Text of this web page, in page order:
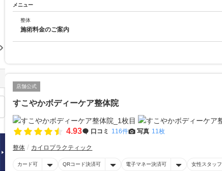
メニュー
整体
施術料金のご案内
店舗公式
すこやかボディーケア整体院
4.93 口コミ 116件 写真 11枚
整体 カイロプラクティック
カード可 QRコード決済可 電子マネー決済可 女性スタッフ